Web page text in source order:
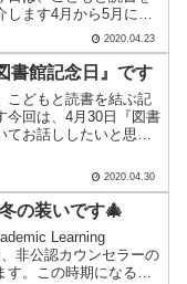
ます4月から5月にか
国際子どもの本の日』
日『子ども読書の
月12日『こどもの読書
2020.04.23
書館記念日』です
こどもと読書を結ぶ記
今回は、4月30日『図書
お話ししたいと思い
とをご存じですか？敗
.....
2020.04.30
の装いです🎄
Learning
非公認カウンセラーの
す。この時期になる